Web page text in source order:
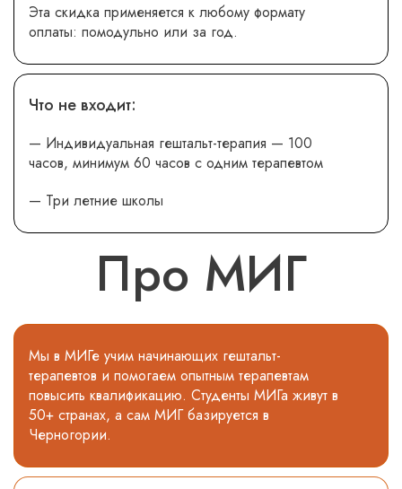
Эта скидка применяется к любому формату
оплаты: помодульно или за год.
Что не входит:
— Индивидуальная гештальт-терапия — 100
часов, минимум 60 часов с одним терапевтом
— Три летние школы
Про МИГ
Мы в МИГе учим начинающих гештальт-
терапевтов и помогаем опытным терапевтам
повысить квалификацию. Студенты МИГа живут в
50+ странах, а сам МИГ базируется в
Черногории.